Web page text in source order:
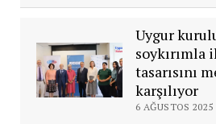
Uygur
tasarısını
karşılıyor
6 AĞUSTOS 2025